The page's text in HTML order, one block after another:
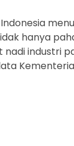
hanya
industri